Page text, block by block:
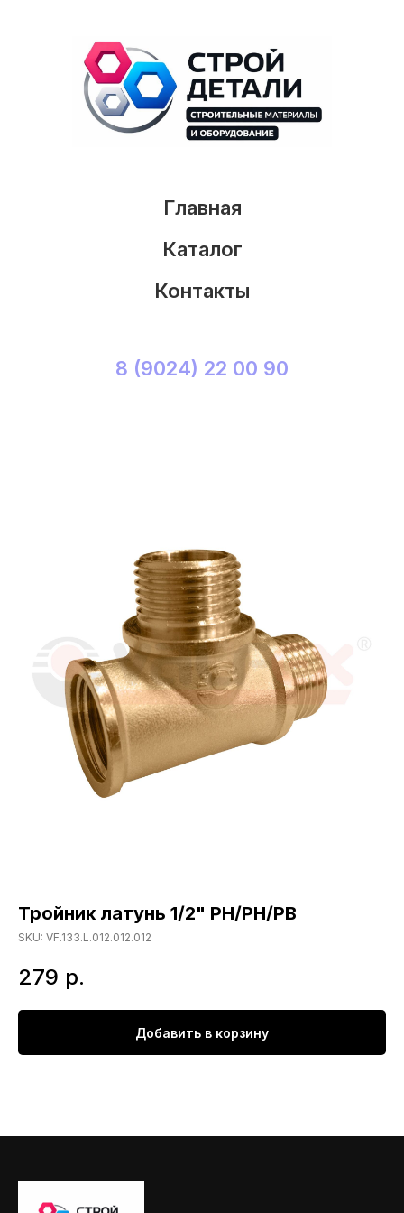
Главная
Каталог
Контакты
8 (9024) 22 00 90
Тройник латунь 1/2" РН/РН/РВ
SKU: VF.133.L.012.012.012
279 р.
Добавить в корзину